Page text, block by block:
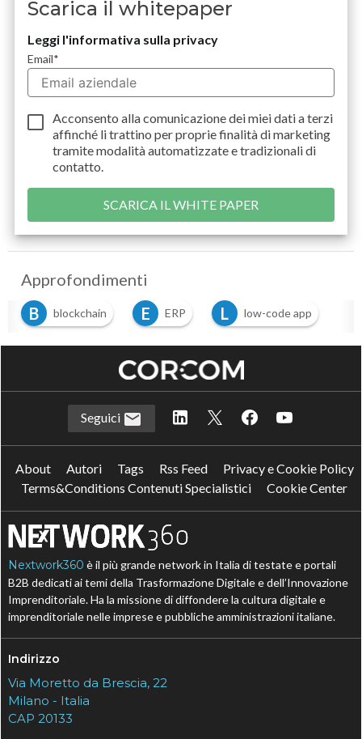
Scarica il whitepaper
Leggi l'informativa sulla privacy
Email*
Acconsento alla comunicazione dei miei dati aterzi
affinché li trattino per proprie finalità di marketing
tramite modalità automatizzate e tradizionali di
contatto.
Approfondimenti
B
blockchain E ERP L low-code app
Seguici
About Autori Tags Rss Feed
Privacy e Cookie Policy
Terms&Conditions Contenuti Specialistici
Cookie Center
Nextwork360 è il più grande network in Italia di testate e portali
B2B dedicati ai temi della Trasformazione Digitale e dell’Innovazione
Imprenditoriale. Ha la missione di diffondere la cultura digitale e
imprenditoriale nelle imprese e pubbliche amministrazioni italiane.
Indirizzo
Via Moretto da Brescia, 22
Milano - Italia
CAP 20133